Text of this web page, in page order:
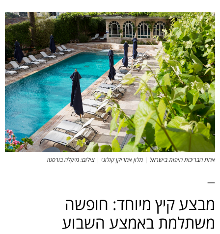
אחת הבריכות היפות בישראל | מלון אמריקן קולוני | צילום: מיקלה בורסטו
—
מבצע קיץ מיוחד: חופשה
משתלמת באמצע השבוע